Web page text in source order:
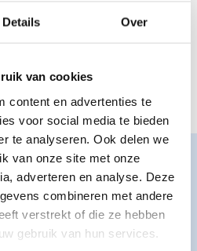
Details Over
van cookies
content en advertenties te
voor social media te bieden
te analyseren. Ook delen we
van onze site met onze
adverteren en analyse. Deze
combineren met andere
verstrekt of die ze hebben
gebruik van hun services.
en de facturering van
Ook zorgen zij ervoor
als je hier recht op hebt.
Word lid
afsluiten